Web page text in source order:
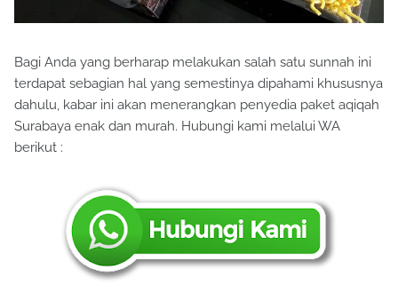
Bagi Anda yang berharap melakukan salah satu sunnah ini
terdapat sebagian hal yang semestinya dipahami khususnya
dahulu, kabar ini akan menerangkan penyedia paket aqiqah
Surabaya enak dan murah. Hubungi kami melalui WA
berikut :